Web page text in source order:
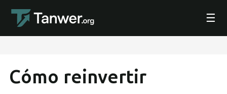
☰
Cómo reinvertir